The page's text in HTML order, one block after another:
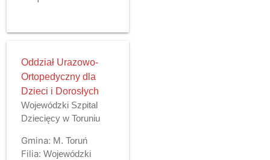
Oddział Urazowo-
Ortopedyczny dla
Dzieci i Dorosłych
Wojewódzki Szpital
Dziecięcy w Toruniu
Gmina: M. Toruń
Filia: Wojewódzki